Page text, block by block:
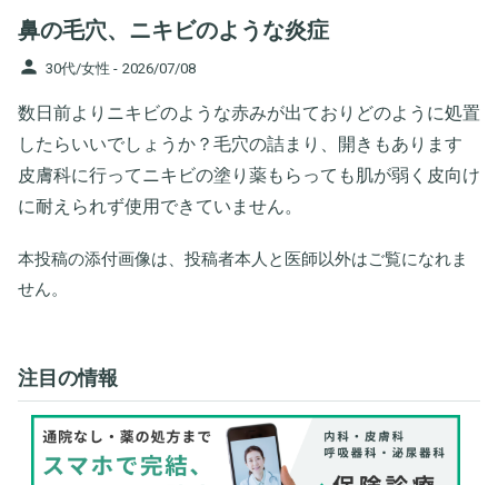
鼻の毛穴、ニキビのような炎症
person 30代/女性 - 2026/07/08
数日前よりニキビのような赤みが出ておりどのように処置
したらいいでしょうか？毛穴の詰まり、開きもあります
皮膚科に行ってニキビの塗り薬もらっても肌が弱く皮向け
に耐えられず使用できていません。
本投稿の添付画像は、投稿者本人と医師以外はご覧になれま
せん。
注目の情報